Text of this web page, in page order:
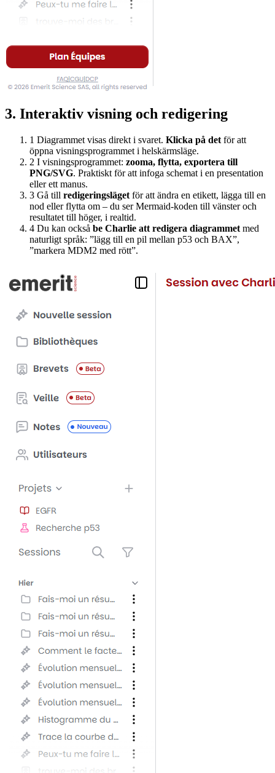
3. Interaktiv visning och redigering
1 Diagrammet visas direkt i svaret. Klicka på det för att
öppna visningsprogrammet i helskärmsläge.
2 I visningsprogrammet: zooma, flytta, exportera till
PNG/SVG. Praktiskt för att infoga schemat i en presentation
eller ett manus.
3 Gå till redigeringsläget för att ändra en etikett, lägga till en
nod eller flytta om – du ser Mermaid-koden till vänster och
resultatet till höger, i realtid.
4 Du kan också be Charlie att redigera diagrammet med
naturligt språk: ”lägg till en pil mellan p53 och BAX”,
”markera MDM2 med rött”.